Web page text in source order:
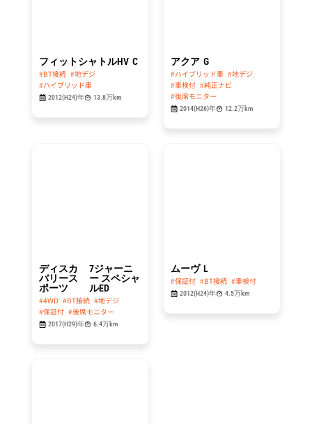
フィットシャトルHV C
#BT接続 #地デジ
#ハイブリッド車
2012(H24)年 13.8万km
アクア G
#ハイブリッド車 #地デジ
#車検付 #純正ナビ
#後席モニター
2014(H26)年 12.2万km
ディスカ
バリース
ポーツ
7ジャーニ
ー スペシャ
ルED
#4WD #BT接続 #地デジ
#保証付 #後席モニター
2017(H29)年 6.4万km
ムーヴ L
#保証付 #BT接続 #車検付
2012(H24)年 4.5万km